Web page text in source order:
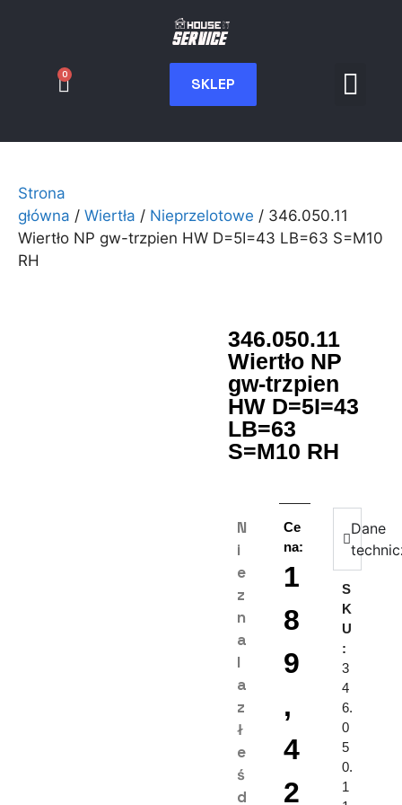
SKLEP
0
Strona
główna / Wiertła / Nieprzelotowe / 346.050.11
Wiertło NP gw-trzpien HW D=5I=43 LB=63 S=M10
RH
346.050.11
Wiertło NP
gw-trzpien
HW D=5I=43
LB=63
S=M10 RH
N
i
e
z
n
a
l
a
z
ł
e
ś
d
Ce
na:
1
8
9
,
4
2
Dane
S
K
U
:
3
4
6.
0
5
0.
1